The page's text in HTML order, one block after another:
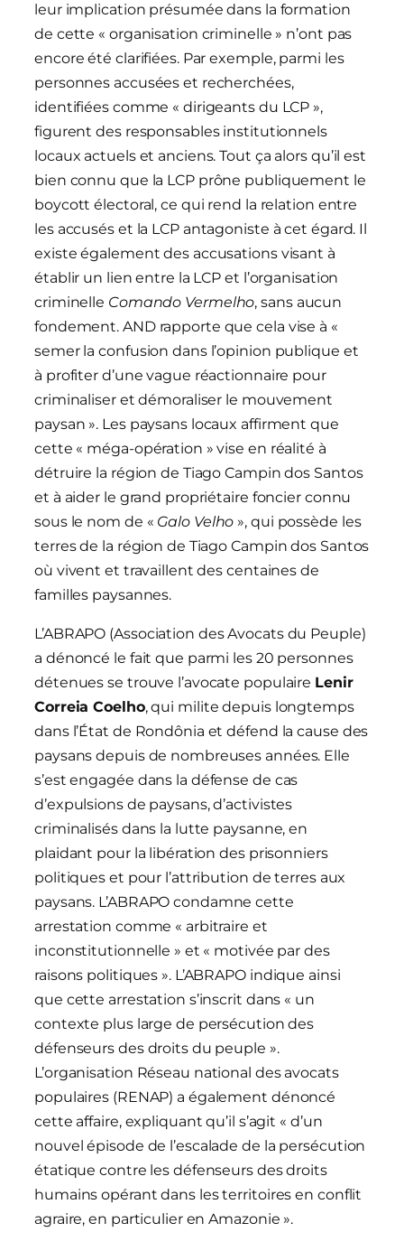
leur implication présumée dans la formation
de cette « organisation criminelle » n’ont pas
encore été clarifiées. Par exemple, parmi les
personnes accusées et recherchées,
identifiées comme « dirigeants du LCP »,
figurent des responsables institutionnels
locaux actuels et anciens. Tout ça alors qu’il est
bien connu que la LCP prône publiquement le
boycott électoral, ce qui rend la relation entre
les accusés et la LCP antagoniste à cet égard. Il
existe également des accusations visant à
établir un lien entre la LCP et l’organisation
criminelle Comando Vermelho, sans aucun
fondement. AND rapporte que cela vise à «
semer la confusion dans l’opinion publique et
à profiter d’une vague réactionnaire pour
criminaliser et démoraliser le mouvement
paysan ». Les paysans locaux affirment que
cette « méga-opération » vise en réalité à
détruire la région de Tiago Campin dos Santos
et à aider le grand propriétaire foncier connu
sous le nom de « Galo Velho », qui possède les
terres de la région de Tiago Campin dos Santos
où vivent et travaillent des centaines de
familles paysannes.
L’ABRAPO (Association des Avocats du Peuple)
a dénoncé le fait que parmi les 20 personnes
détenues se trouve l’avocate populaire Lenir
Correia Coelho, qui milite depuis longtemps
dans l’État de Rondônia et défend la cause des
paysans depuis de nombreuses années. Elle
s’est engagée dans la défense de cas
d’expulsions de paysans, d’activistes
criminalisés dans la lutte paysanne, en
plaidant pour la libération des prisonniers
politiques et pour l’attribution de terres aux
paysans. L’ABRAPO condamne cette
arrestation comme « arbitraire et
inconstitutionnelle » et « motivée par des
raisons politiques ». L’ABRAPO indique ainsi
que cette arrestation s’inscrit dans « un
contexte plus large de persécution des
défenseurs des droits du peuple ».
L’organisation Réseau national des avocats
populaires (RENAP) a également dénoncé
cette affaire, expliquant qu’il s’agit « d’un
nouvel épisode de l’escalade de la persécution
étatique contre les défenseurs des droits
humains opérant dans les territoires en conflit
agraire, en particulier en Amazonie ».